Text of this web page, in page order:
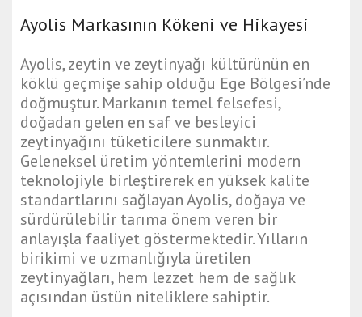
Ayolis Markasının Kökeni ve Hikayesi
Ayolis, zeytin ve zeytinyağı kültürünün en
köklü geçmişe sahip olduğu Ege Bölgesi’nde
doğmuştur. Markanın temel felsefesi,
doğadan gelen en saf ve besleyici
zeytinyağını tüketicilere sunmaktır.
Geleneksel üretim yöntemlerini modern
teknolojiyle birleştirerek en yüksek kalite
standartlarını sağlayan Ayolis, doğaya ve
sürdürülebilir tarıma önem veren bir
anlayışla faaliyet göstermektedir. Yılların
birikimi ve uzmanlığıyla üretilen
zeytinyağları, hem lezzet hem de sağlık
açısından üstün niteliklere sahiptir.